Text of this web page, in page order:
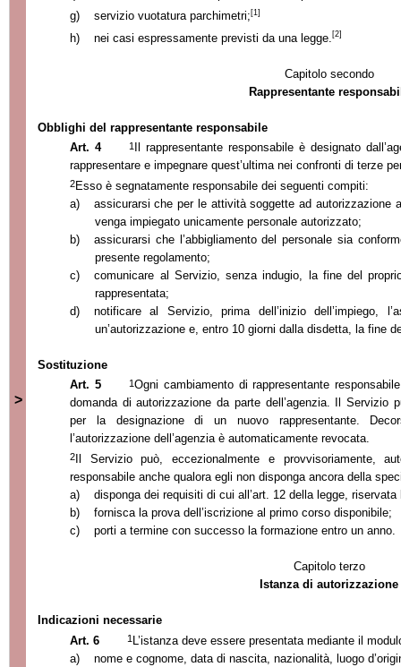
>
g)
servizio vuotatura parchimetri; [1]
h) nei casi espressamente previsti da una legge. [2]
Capitolo secondo
Rappresentante
Obblighi del rappresentante responsabile
Art. 4
1
Il rappresentante responsabile è designato
rappresentare e impegnare quest’ultima nei confronti di terze
2Esso è segnatamente responsabile dei seguenti compiti:
a)
assicurarsi che per le attività soggette ad autorizzazione
venga impiegato unicamente personale autorizzato;
b)
assicurarsi che l’abbigliamento del personale sia
presente regolamento;
c)
comunicare al Servizio, senza indugio, la fine del
rappresentata;
d)
notificare al Servizio, prima dell’inizio dell’impiego,
un’autorizzazione e, entro 10 giorni dalla disdetta, la fine
Sostituzione
Art. 5
1Ogni cambiamento di rappresentante
domanda di autorizzazione da parte dell’agenzia. Il Servizio
per la designazione di un nuovo rappresentante.
l’autorizzazione dell’agenzia è automaticamente revocata.
2
Il Servizio può, eccezionalmente e provvisoriamente,
responsabile anche qualora egli non disponga ancora della
a)
disponga dei requisiti di cui all’art. 12 della legge,
b)
fornisca la prova dell’iscrizione al primo corso disponibile;
c)
porti a termine con successo la formazione entro un anno.
Capitolo terzo
Istanza di autorizzazione
Indicazioni necessarie
Art. 6
1
L’istanza deve essere presentata mediante il
a)
nome e cognome, data di nascita, nazionalità, luogo